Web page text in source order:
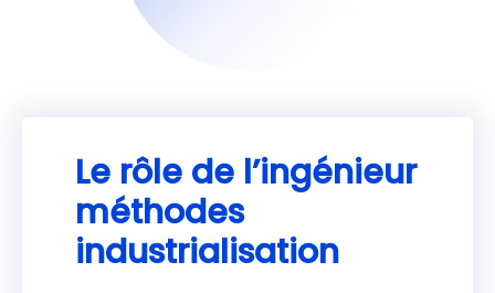
Le rôle de l’ingénieur
méthodes
industrialisation